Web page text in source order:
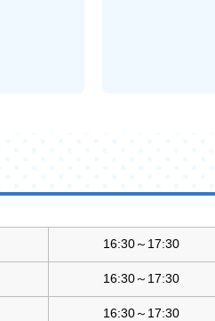
16:30～17:30
16:30～17:30
16:30～17:30